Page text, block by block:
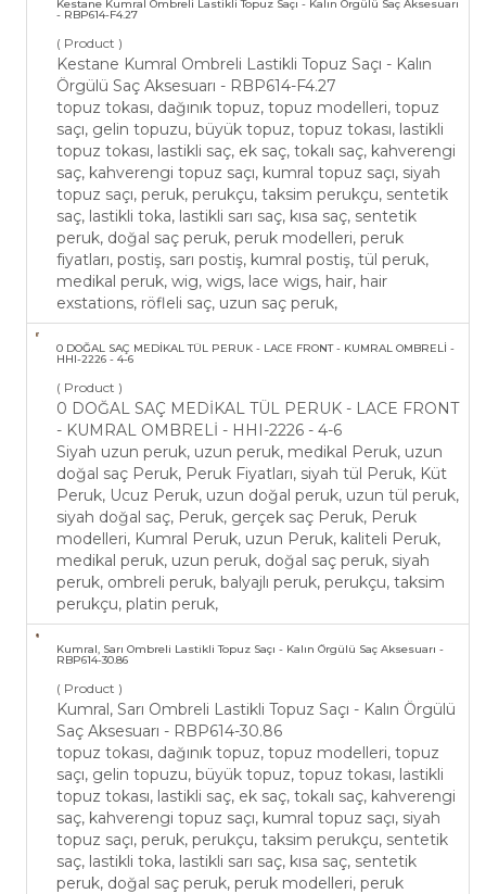
Kestane Kumral Ombreli Lastikli Topuz Saçı - Kalın Örgülü Saç Aksesuarı
- RBP614-F4.27
( Product )
Kestane Kumral Ombreli Lastikli Topuz Saçı - Kalın
Örgülü Saç Aksesuarı - RBP614-F4.27
topuz tokası, dağınık topuz, topuz modelleri, topuz
saçı, gelin topuzu, büyük topuz, topuz tokası, lastikli
topuz tokası, lastikli saç, ek saç, tokalı saç, kahverengi
saç, kahverengi topuz saçı, kumral topuz saçı, siyah
topuz saçı, peruk, perukçu, taksim perukçu, sentetik
saç, lastikli toka, lastikli sarı saç, kısa saç, sentetik
peruk, doğal saç peruk, peruk modelleri, peruk
fiyatları, postiş, sarı postiş, kumral postiş, tül peruk,
medikal peruk, wig, wigs, lace wigs, hair, hair
exstations, röfleli saç, uzun saç peruk,
0 DOĞAL SAÇ MEDİKAL TÜL PERUK - LACE FRONT - KUMRAL OMBRELİ -
HHI-2226 - 4-6
( Product )
0 DOĞAL SAÇ MEDİKAL TÜL PERUK - LACE FRONT
- KUMRAL OMBRELİ - HHI-2226 - 4-6
Siyah uzun peruk, uzun peruk, medikal Peruk, uzun
doğal saç Peruk, Peruk Fiyatları, siyah tül Peruk, Küt
Peruk, Ucuz Peruk, uzun doğal peruk, uzun tül peruk,
siyah doğal saç, Peruk, gerçek saç Peruk, Peruk
modelleri, Kumral Peruk, uzun Peruk, kaliteli Peruk,
medikal peruk, uzun peruk, doğal saç peruk, siyah
peruk, ombreli peruk, balyajlı peruk, perukçu, taksim
perukçu, platin peruk,
Kumral, Sarı Ombreli Lastikli Topuz Saçı - Kalın Örgülü Saç Aksesuarı -
RBP614-30.86
( Product )
Kumral, Sarı Ombreli Lastikli Topuz Saçı - Kalın Örgülü
Saç Aksesuarı - RBP614-30.86
topuz tokası, dağınık topuz, topuz modelleri, topuz
saçı, gelin topuzu, büyük topuz, topuz tokası, lastikli
topuz tokası, lastikli saç, ek saç, tokalı saç, kahverengi
saç, kahverengi topuz saçı, kumral topuz saçı, siyah
topuz saçı, peruk, perukçu, taksim perukçu, sentetik
saç, lastikli toka, lastikli sarı saç, kısa saç, sentetik
peruk, doğal saç peruk, peruk modelleri, peruk